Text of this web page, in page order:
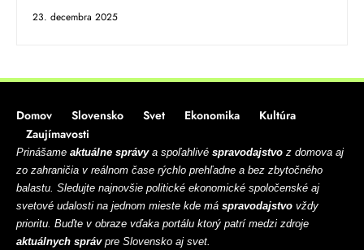
23. decembra 2025
Domov Slovensko Svet Ekonomika
Kultúra
Zaujímavosti
Prinášame aktuálne správya spoľahlivé spravodajstvo z domova aj
zo zahraničia v reálnom čase rýchlo prehľadne a bez zbytočného
balastu. Sledujte najnovšie politické ekonomické spoločenské aj
svetové udalosti na jednom mieste kde má spravodajstvo vždy
prioritu. Buďte v obraze vďaka portálu ktorý patrí medzi zdroje
aktuálnych správpre Slovensko aj svet.